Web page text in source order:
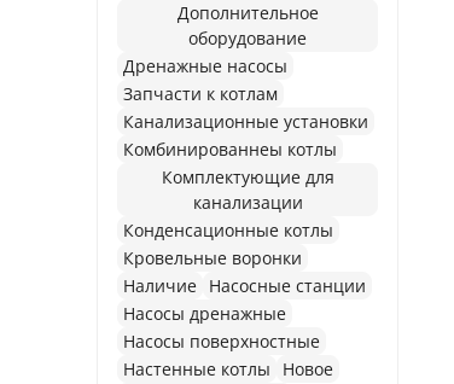
Дополнительное
оборудование
Дренажные насосы
Запчасти к котлам
Канализационные установки
Комбинированнеы котлы
Комплектующие для
канализации
Конденсационные котлы
Кровельные воронки
Наличие Насосные станции
Насосы дренажные
Насосы поверхностные
Настенные котлы
Новое